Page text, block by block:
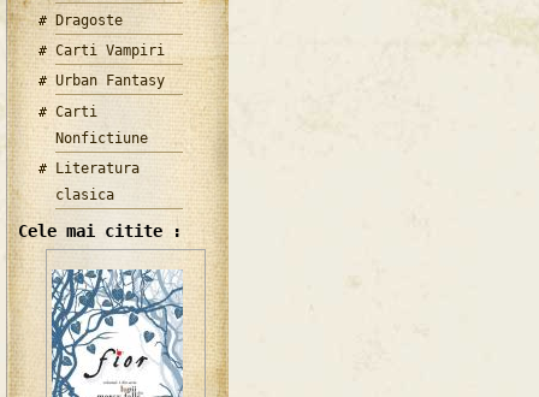
Dragoste
Carti Vampiri
Urban Fantasy
Carti
Nonfictiune
Literatura
clasica
Cele mai citite :